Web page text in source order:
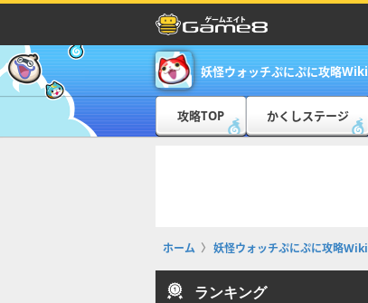
妖怪ウォッチぷにぷに攻略Wiki
攻略TOP かくしステージ
ホーム 妖怪ウォッチぷにぷに攻略Wiki
ランキング